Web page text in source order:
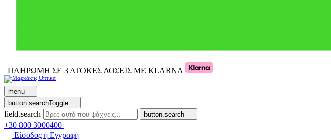
| ΠΛΗΡΩΜΗ ΣΕ 3 ΑΤΟΚΕΣ ΔΟΣΕΙΣ ΜΕ KLARNA
menu
button.searchToggle
field.search button.search
+30 800 3000400
Είσοδος ή Εγγραφή